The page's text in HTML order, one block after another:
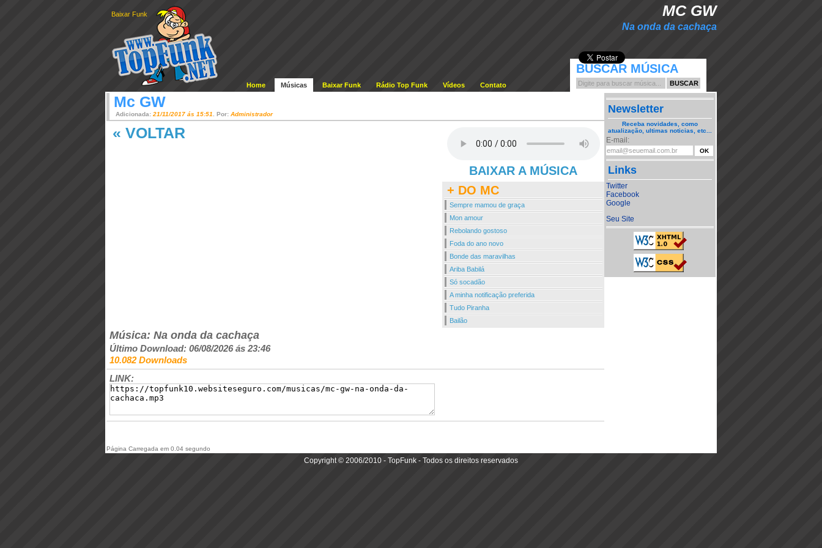
MC GW
Na onda da cachaça
Baixar Funk
Home Músicas Baixar Funk Rádio Top Funk Vídeos Contato
BUSCAR MÚSICA
Mc GW
Adicionada: 21/11/2017 ás 15:51 . Por: Administrador
BAIXAR A MÚSICA
+ DO MC
Sempre mamou de graça
Mon amour
Rebolando gostoso
Foda do ano novo
Bonde das maravilhas
Ariba Babilá
Só socadão
A minha notificação preferida
Tudo Piranha
Bailão
« VOLTAR
Música: Na onda da cachaça
Último Download: 06/08/2026 ás 23:46
10.082 Downloads
LINK:
Newsletter
Receba novidades, como
atualização, ultimas noticias, etc...
E-mail:
Links
Twitter
Facebook
Google
Seu Site
Página Carregada em 0.04 segundo
Copyright © 2006/2010 - TopFunk - Todos os direitos reservados